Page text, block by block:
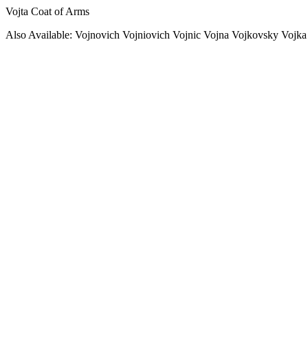
Vojta Coat of Arms
Also Available: Vojnovich Vojniovich Vojnic Vojna Vojkovsky Vojka